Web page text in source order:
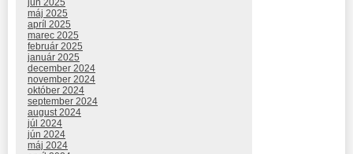
máj 2025
apríl 2025
marec 2025
február 2025
január 2025
december 2024
november 2024
október 2024
september 2024
august 2024
júl 2024
jún 2024
máj 2024